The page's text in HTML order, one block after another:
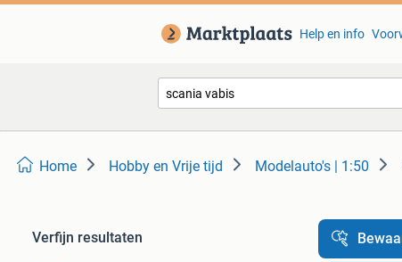
Help en info
Home Hobby en Vrije tijd Modelauto's | 1:50
Verfijn resultaten